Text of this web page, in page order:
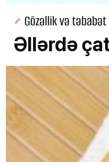
Gözəllik və təbabət
Əllərdə